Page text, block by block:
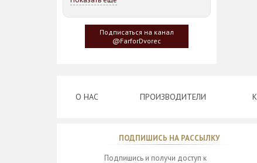
Идея такого дизайна предметов
сервировки стола пришла
создателю, когда он впервые
увидел дерево Гинкго Билоба, у
Подписаться на канал
@FarforDvorec
О НАС ПРОИЗВОДИТЕЛИ
ПОДПИШИСЬ НА РАССЫЛКУ
Подпишись и получи доступ к